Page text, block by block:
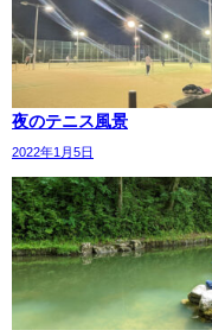
夜のテニス風景
2022年1月5日